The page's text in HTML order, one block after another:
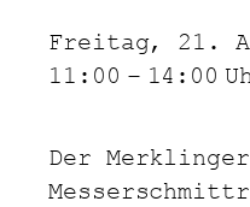
Freitag, 21.
11:00 – 14:00
Der